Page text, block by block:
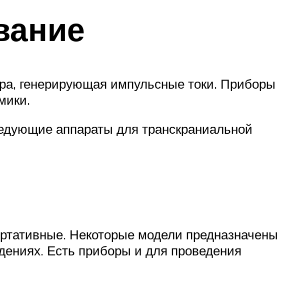
генерирующая импульсные токи. Приборы
аппараты для транскраниальной
Некоторые модели предназначены
Есть приборы и для проведения